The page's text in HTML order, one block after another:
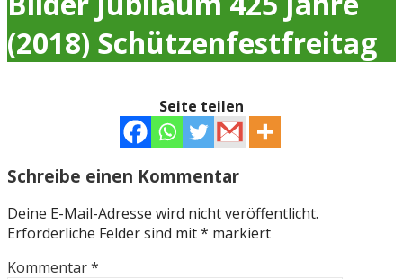
(2018) Schützenfestfreitag
Seite teilen
Schreibe einen Kommentar
Deine E-Mail-Adresse wird nicht veröffentlicht.
Erforderliche Felder sind mit* markiert
Kommentar*